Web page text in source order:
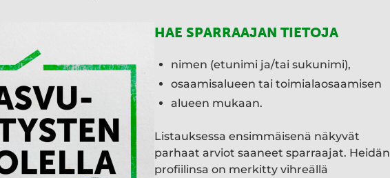
HAE SPARRAAJAN TIETOJA
nimen (etunimi ja/tai sukunimi),
osaamisalueen tai toimialaosaamisen
alueen mukaan.
Listauksessa ensimmäisenä näkyvät
parhaat arviot saaneet sparraajat. Heidän
profiilinsa on merkitty vihreällä